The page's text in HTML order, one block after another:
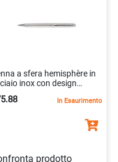
a sfera hemisphère in
inox con design
In Esaurimento
prodotto